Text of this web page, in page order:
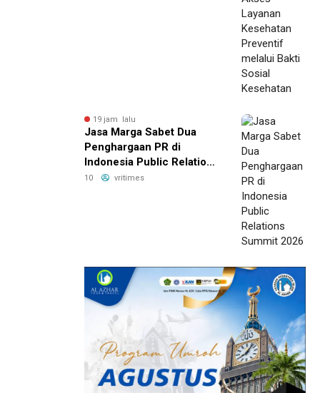
19 jam lalu
Jasa Marga Sabet Dua
Penghargaan PR di
Indonesia Public Relations
Summit 2026
10 vritimes